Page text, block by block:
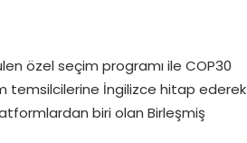
özel seçim programı ile COP30
temsilcilerine İngilizce hitap ederek
biri olan Birleşmiş